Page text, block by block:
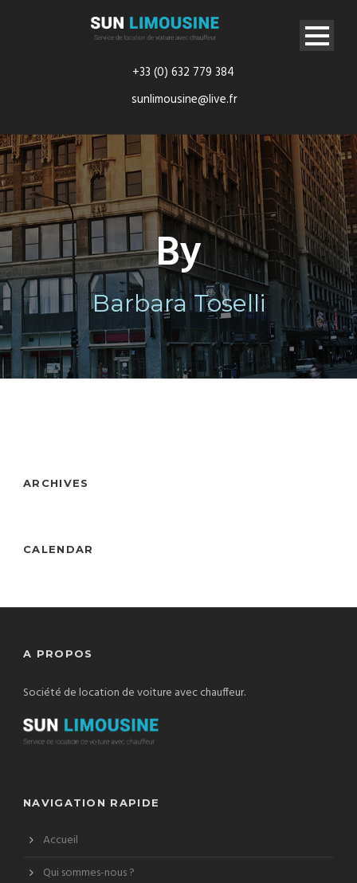
+33 (0) 632 779 384
sunlimousine@live.fr
By
Barbara Toselli
ARCHIVES
CALENDAR
A PROPOS
Société de location de voiture avec chauffeur.
NAVIGATION RAPIDE
Accueil
Qui sommes-nous ?